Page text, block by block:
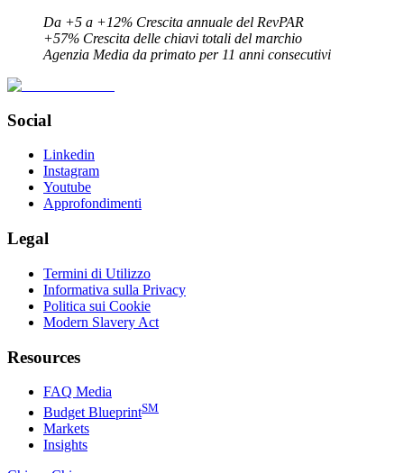
Da +5 a +12% Crescita annuale del RevPAR
+57% Crescita delle chiavi totali del marchio
Agenzia Media da primato per 11 anni consecutivi
Social
Linkedin
Instagram
Youtube
Approfondimenti
Legal
Termini di Utilizzo
Informativa sulla Privacy
Politica sui Cookie
Modern Slavery Act
Resources
FAQ Media
Budget BlueprintSM
Markets
Insights